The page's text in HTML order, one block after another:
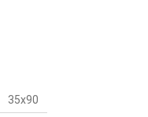
35х90